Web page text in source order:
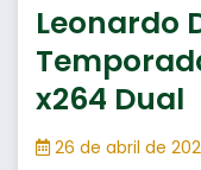
Leonardo
x264 Dual
26 de abril de